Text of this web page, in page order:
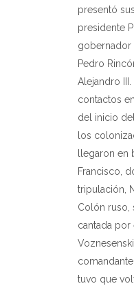
presentó
presidente
gobernador
Pedro
Alejandro
contactos
del inicio
los
llegaron en
Francisco,
tripulación,
Colón ruso,
cantada por
tuvo que